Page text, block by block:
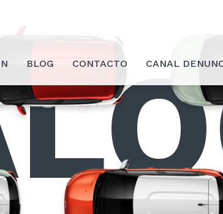
BLOG CONTACTO CANAL